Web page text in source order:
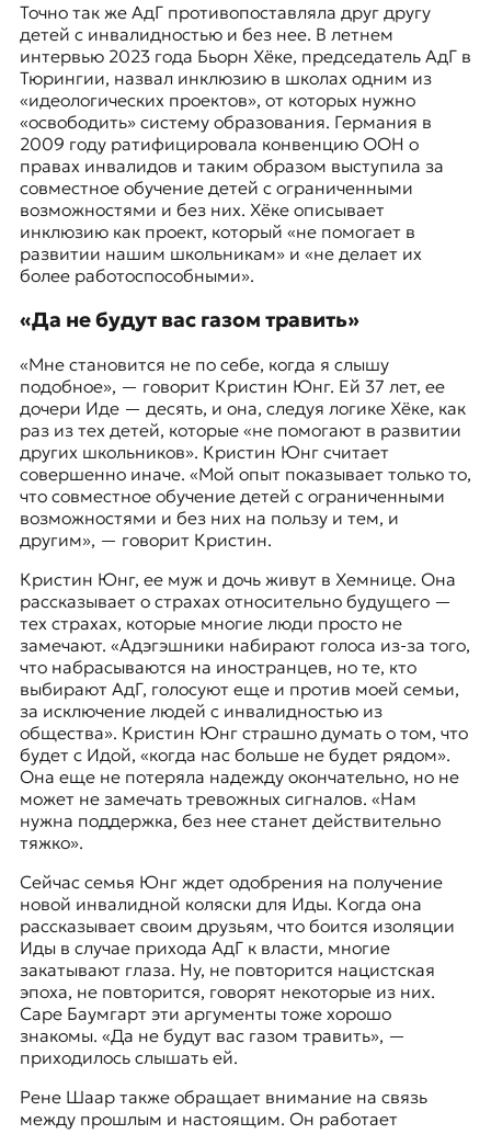
Точно так же АдГ противопоставляла друг другу
детей с инвалидностью и без нее. В летнем
интервью 2023 года Бьорн Хёке, председатель АдГ в
Тюрингии, назвал инклюзию в школах одним из
«идеологических проектов», от которых нужно
«освободить» систему образования. Германия в
2009 году ратифицировала конвенцию ООН о
правах инвалидов и таким образом выступила за
совместное обучение детей с ограниченными
возможностями и без них. Хёке описывает
инклюзию как проект, который «не помогает в
развитии нашим школьникам» и «не делает их
более работоспособными».
«Да не будут вас газом травить»
«Мне становится не по себе, когда я слышу
подобное», — говорит Кристин Юнг. Ей 37 лет, ее
дочери Иде — десять, и она, следуя логике Хёке, как
раз из тех детей, которые «не помогают в развитии
других школьников». Кристин Юнг считает
совершенно иначе. «Мой опыт показывает только то,
что совместное обучение детей с ограниченными
возможностями и без них на пользу и тем, и
другим», — говорит Кристин.
Кристин Юнг, ее муж и дочь живут в Хемнице. Она
рассказывает о страхах относительно будущего —
тех страхах, которые многие люди просто не
замечают. «Адэгэшники набирают голоса из-за того,
что набрасываются на иностранцев, но те, кто
выбирают АдГ, голосуют еще и против моей семьи,
за исключение людей с инвалидностью из
общества». Кристин Юнг страшно думать о том, что
будет с Идой, «когда нас больше не будет рядом».
Она еще не потеряла надежду окончательно, но не
может не замечать тревожных сигналов. «Нам
нужна поддержка, без нее станет действительно
тяжко».
Сейчас семья Юнг ждет одобрения на получение
новой инвалидной коляски для Иды. Когда она
рассказывает своим друзьям, что боится изоляции
Иды в случае прихода АдГ к власти, многие
закатывают глаза. Ну, не повторится нацистская
эпоха, не повторится, говорят некоторые из них.
Саре Баумгарт эти аргументы тоже хорошо
знакомы. «Да не будут вас газом травить», —
приходилось слышать ей.
Рене Шаар также обращает внимание на связь
между прошлым и настоящим. Он работает